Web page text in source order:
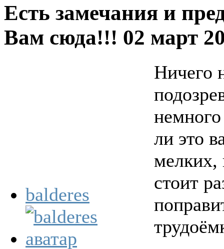
Есть замечания и
Вам сюда!!! 02 март
balderes
Ничего
ли это
мелких,
стоит